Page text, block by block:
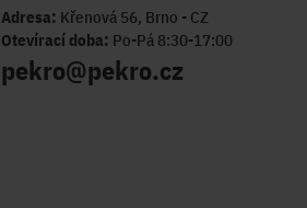
Adresa: Křenová 56, Brno - CZ
Otevírací doba: Po-Pá 8:30-17:00
pekro@pekro.cz